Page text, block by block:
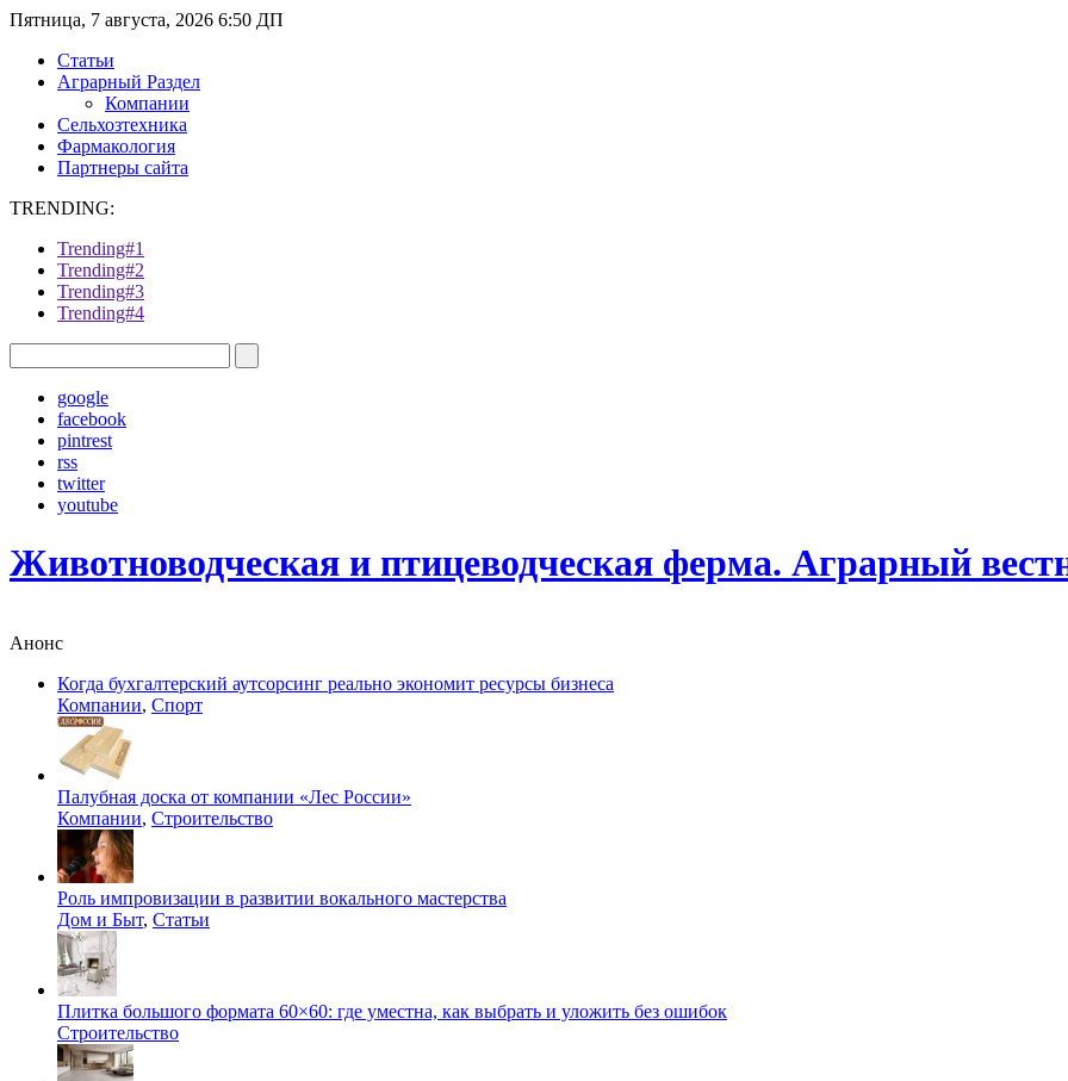
Пятница, 7 августа, 2026 6:50 ДП
Статьи
Аграрный Раздел
Компании
Сельхозтехника
Фармакология
Партнеры сайта
TRENDING:
Trending#1
Trending#2
Trending#3
Trending#4
google
facebook
pintrest
rss
twitter
youtube
Животноводческая и птицеводческая ферма. Аграрный
Анонс
Когда бухгалтерский аутсорсинг реально экономит ресурсы бизнеса
Компании, Спорт
Палубная доска от компании «Лес России»
Компании, Строительство
Роль импровизации в развитии вокального мастерства
Дом и Быт, Статьи
Плитка большого формата 60×60: где уместна, как выбрать и уложить без ошибок
Строительство